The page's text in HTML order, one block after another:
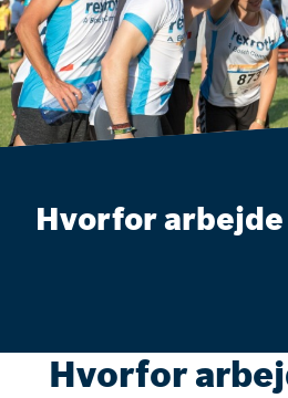
Hvorfor arbejde
Hvorfor